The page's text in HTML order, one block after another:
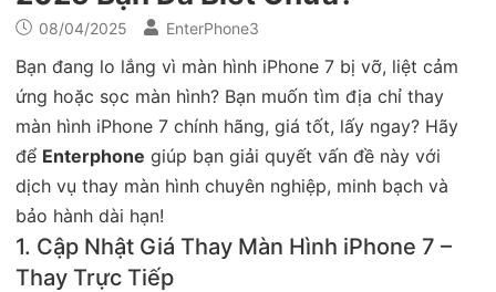
08/04/2025 EnterPhone3
Bạn đang lo lắng vì màn hình iPhone 7 bị vỡ, liệt cảm
ứng hoặc sọc màn hình? Bạn muốn tìm địa chỉ thay
màn hình iPhone 7 chính hãng, giá tốt, lấy ngay? Hãy
để Enterphone giúp bạn giải quyết vấn đề này với
dịch vụ thay màn hình chuyên nghiệp, minh bạch và
bảo hành dài hạn!
1. Cập Nhật Giá Thay Màn Hình iPhone 7 –
Thay Trực Tiếp